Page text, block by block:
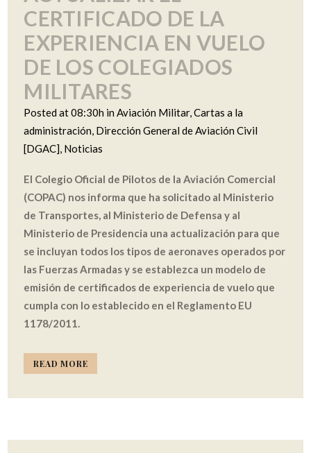
CERTIFICADO DE LA
EXPERIENCIA EN VUELO
DE LOS COLEGIADOS
MILITARES
Posted at 08:30h inAviación Militar,Cartas a la
administración, Dirección General de Aviación Civil
[DGAC], Noticias
El Colegio Oficial de Pilotos de la Aviación Comercial
(COPAC) nos informa que ha solicitado al Ministerio
de Transportes, al Ministerio de Defensa y al
Ministerio de Presidencia una actualización para que
se incluyan todos los tipos de aeronaves operados por
las Fuerzas Armadas y se establezca un modelo de
emisión de certificados de experiencia de vuelo que
cumpla con lo establecido en el Reglamento EU
1178/2011.
READ MORE